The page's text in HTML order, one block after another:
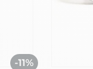
-11%